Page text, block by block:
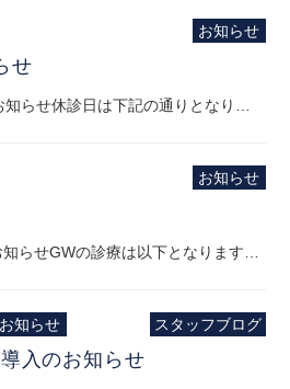
お知らせ
せ
令和8年6月の休診日をお知らせ休診日は下記の通りとなります。毎週第1土曜（6月6日）日曜日、祝日が休診となります。 ※LINEの受付は休診日でも対応しております。（ご返信にはお時間をいただきます）どうぞ宜しくお願いいたします。...
お知らせ
ゴールデンウィークのお知らせGWの診療は以下となります5月2日（土）休診5月3日（日）休診5月4日（月）休診5月5日（火）診療（9:00〜17:00）5月6日（水）診療（9:30〜20:00） 診療の際はご予約が必要となりますので...
お知らせ スタッフブログ
入のお知らせ